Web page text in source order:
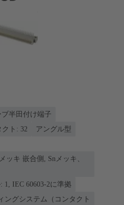
ブ半田付け端子
クト: 32
アングル型
ッキ 嵌合側, Snメッキ、
1, IEC 60603-2に準拠
ングシステム（コンタクト